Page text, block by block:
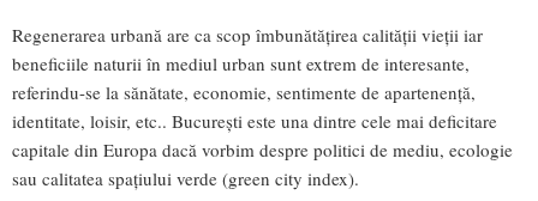
Regenerarea urbană are ca scop îmbunătățirea calității vieții iar
beneficiile naturii în mediul urban sunt extrem de interesante,
referindu-se la sănătate, economie, sentimente de apartenență,
identitate, loisir, etc.. București este una dintre cele mai deficitare
capitale din Europa dacă vorbim despre politici de mediu, ecologie
sau calitatea spațiului verde (green city index).